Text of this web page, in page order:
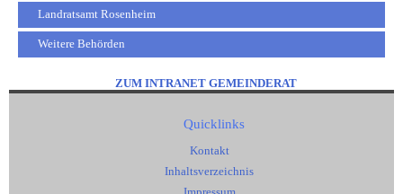
Landratsamt Rosenheim
Weitere Behörden
ZUM INTRANET GEMEINDERAT
Quicklinks
Kontakt
Inhaltsverzeichnis